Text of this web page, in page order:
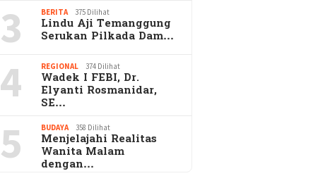
3 BERITA 375 Dilihat
Lindu Aji Temanggung
Serukan Pilkada Dam…
4 REGIONAL 374 Dilihat
Wadek I FEBI, Dr.
Elyanti Rosmanidar,
SE…
5 BUDAYA 358 Dilihat
Menjelajahi Realitas
Wanita Malam
dengan…